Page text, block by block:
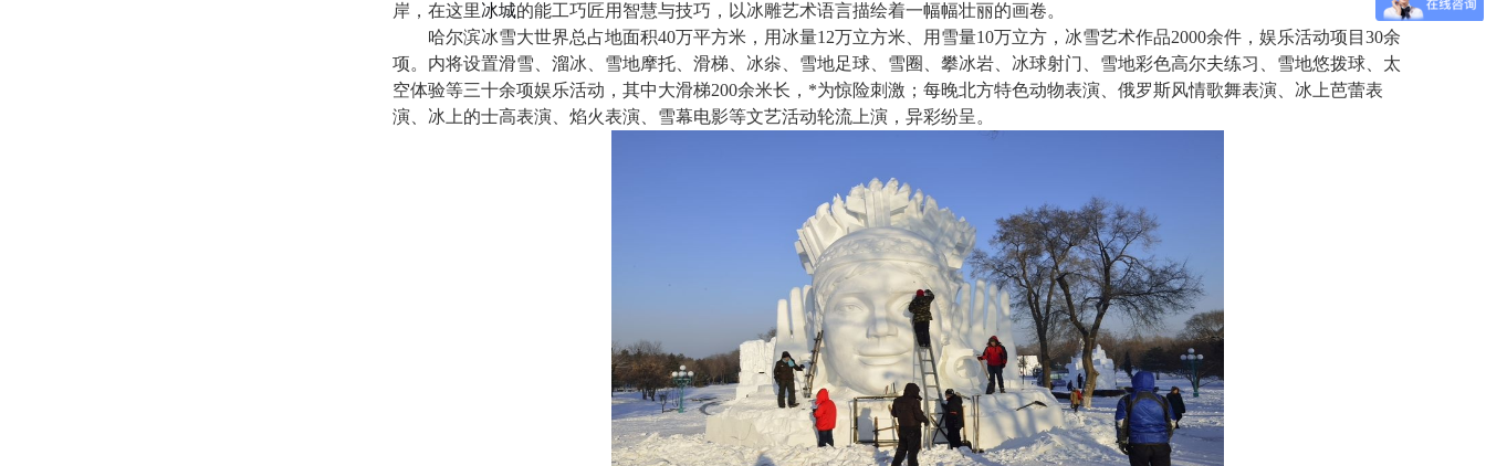
岸，在这里冰城的能工巧匠用智慧与技巧，以冰雕艺术语言描绘着一幅幅壮丽的画卷。
哈尔滨冰雪大世界总占地面积40万平方米，用冰量12万立方米、用雪量10万立方，冰雪艺术作品2000余件，娱乐活动项目30余
项。内将设置滑雪、溜冰、雪地摩托、滑梯、冰尜、雪地足球、雪圈、攀冰岩、冰球射门、雪地彩色高尔夫练习、雪地悠拨球、太
空体验等三十余项娱乐活动，其中大滑梯200余米长，*为惊险刺激；每晚北方特色动物表演、俄罗斯风情歌舞表演、冰上芭蕾表
演、冰上的士高表演、焰火表演、雪幕电影等文艺活动轮流上演，异彩纷呈。